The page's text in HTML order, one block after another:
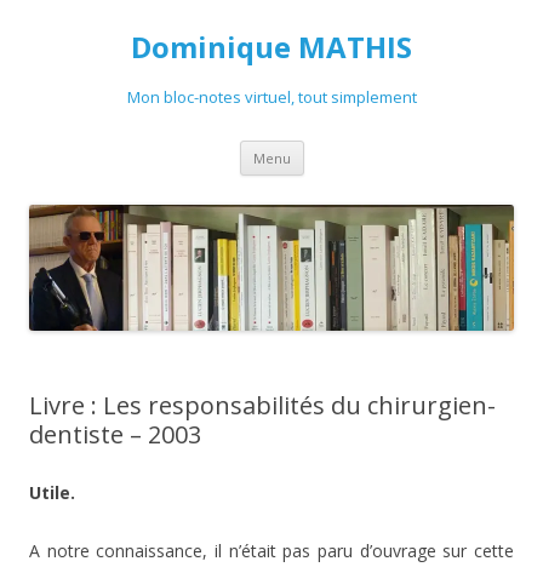
Dominique MATHIS
Mon bloc-notes virtuel, tout simplement
Menu Aller
contenu
Livre : Les responsabilités du chirurgien-
dentiste – 2003
Utile.
A notre connaissance, il n’était pas paru d’ouvrage sur cette